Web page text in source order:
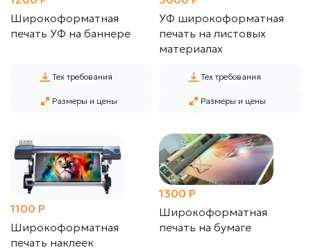
5000
широкоформатная
печать
на
листовых
материалах
Широкоформатная
печать УФ на баннере
Тех требования
Размеры и цены
УФ широкоформатная
печать на листовых
материалах
Тех требования
Размеры и цены
1100 P
Широкоформатная
печать наклеек
1300 P
Широкоформатная
печать на бумаге